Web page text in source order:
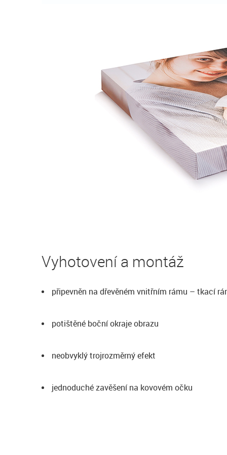
Vyhotovení a montáž
připevněn na dřevěném vnitřním rámu – tkací
potištěné boční okraje obrazu
neobvyklý trojrozměrný efekt
jednoduché zavěšení na kovovém očku